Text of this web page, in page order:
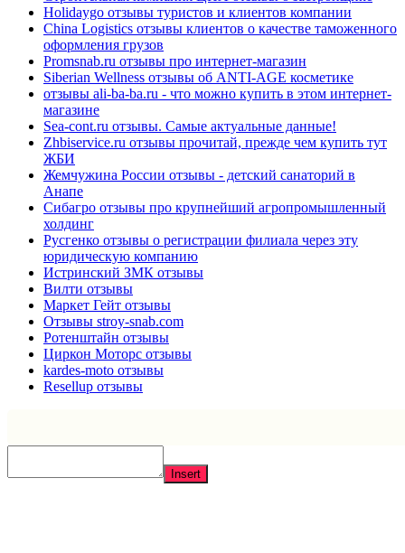
Holidaygo отзывы туристов и клиентов компании
China Logistics отзывы клиентов о качестве таможенного
оформления грузов
Promsnab.ru отзывы про интернет-магазин
Siberian Wellness отзывы об ANTI-AGE косметике
отзывы ali-ba-ba.ru - что можно купить в этом интернет-
магазине
Sea-cont.ru отзывы. Самые актуальные данные!
Zhbiservice.ru отзывы прочитай, прежде чем купить тут
ЖБИ
Жемчужина России отзывы - детский санаторий в
Анапе
Сибагро отзывы про крупнейший агропромышленный
холдинг
Русгенко отзывы о регистрации филиала через эту
юридическую компанию
Истринский ЗМК отзывы
Вилти отзывы
Маркет Гейт отзывы
Отзывы stroy-snab.com
Ротенштайн отзывы
Циркон Моторс отзывы
kardes-moto отзывы
Resellup отзывы
Insert